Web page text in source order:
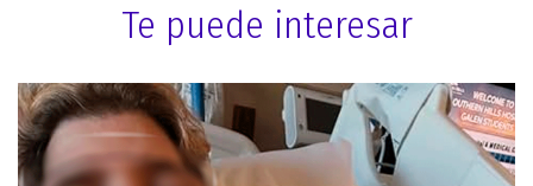
Te puede interesar